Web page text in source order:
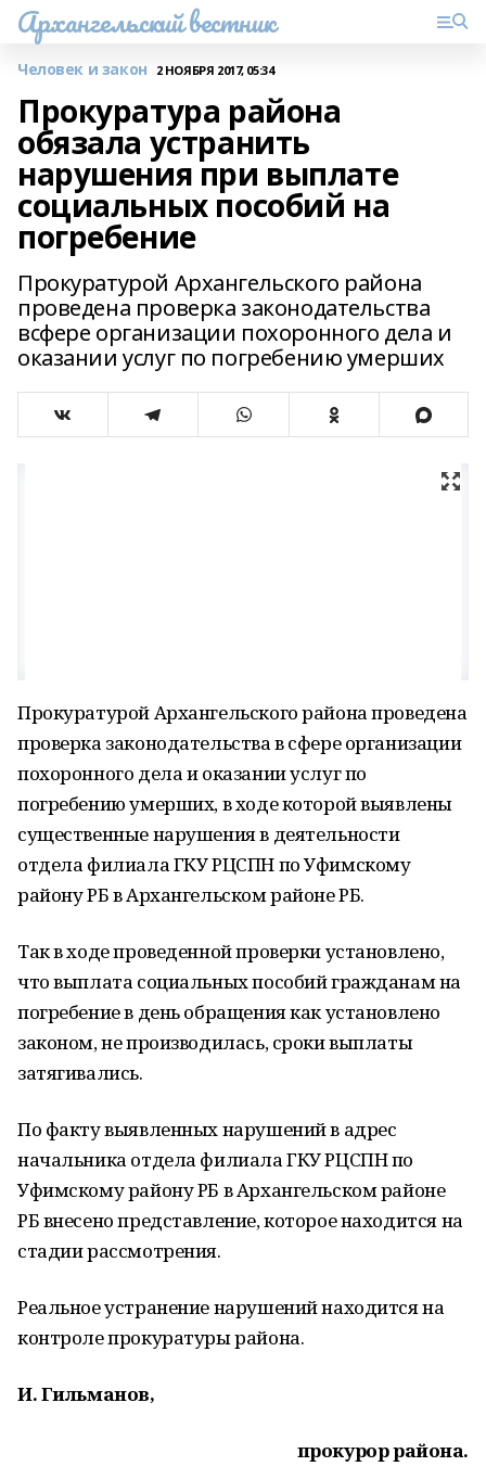
Архангельский вестник
Человек и закон 2 НОЯБРЯ 2017, 05:34
Прокуратура района
обязала устранить
нарушения при выплате
социальных пособий на
погребение
Прокуратурой Архангельского района
проведена проверка законодательства
всфере организации похоронного дела и
оказании услуг по погребению умерших
Прокуратурой Архангельского района проведена
проверка законодательства в сфере организации
похоронного дела и оказании услуг по
погребению умерших, в ходе которой выявлены
существенные нарушения в деятельности
отдела филиала ГКУ РЦСПН по Уфимскому
району РБ в Архангельском районе РБ.
Так в ходе проведенной проверки установлено,
что выплата социальных пособий гражданам на
погребение в день обращения как установлено
законом, не производилась, сроки выплаты
затягивались.
По факту выявленных нарушений в адрес
начальника отдела филиала ГКУ РЦСПН по
Уфимскому району РБ в Архангельском районе
РБ внесено представление, которое находится на
стадии рассмотрения.
Реальное устранение нарушений находится на
контроле прокуратуры района.
И. Гильманов,
прокурор района.